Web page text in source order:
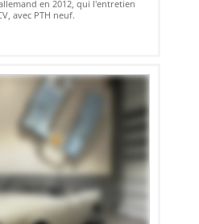
en 2012, qui l'entretien
avec PTH neuf.